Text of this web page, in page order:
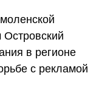
в регионе
с рекламой